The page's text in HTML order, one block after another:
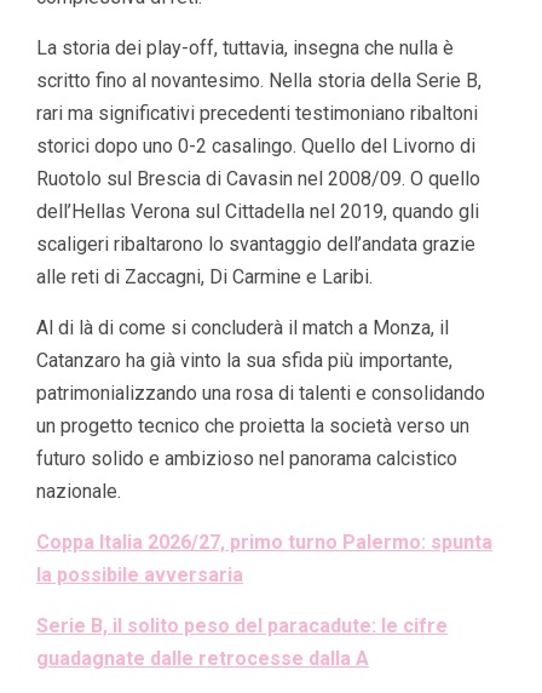
La storia dei play-off, tuttavia, insegna che nulla è
scritto fino al novantesimo. Nella storia della Serie B,
rari ma significativi precedenti testimoniano ribaltoni
storici dopo uno 0-2 casalingo. Quello del Livorno di
Ruotolo sul Brescia di Cavasin nel 2008/09. O quello
dell’Hellas Verona sul Cittadella nel 2019, quando gli
scaligeri ribaltarono lo svantaggio dell’andata grazie
alle reti di Zaccagni, Di Carmine e Laribi.
Al di là di come si concluderà il match a Monza, il
Catanzaro ha già vinto la sua sfida più importante,
patrimonializzando una rosa di talenti e consolidando
un progetto tecnico che proietta la società verso un
futuro solido e ambizioso nel panorama calcistico
nazionale.
Coppa Italia 2026/27, primo turno Palermo: spunta
la possibile avversaria
Serie B, il solito peso del paracadute: le cifre
guadagnate dalle retrocesse dalla A